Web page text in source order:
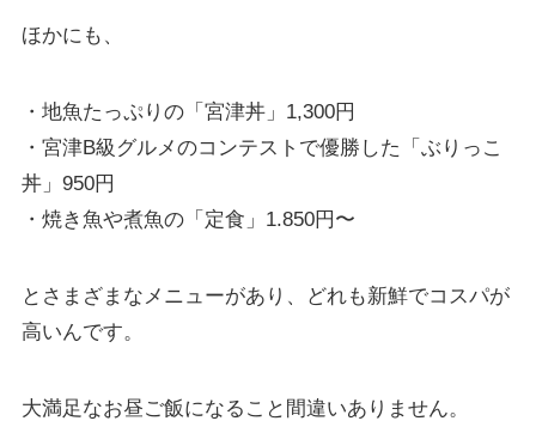
ほかにも、
・地魚たっぷりの「宮津丼」1,300円
・宮津B級グルメのコンテストで優勝した「ぶりっこ
丼」950円
・焼き魚や煮魚の「定食」1.850円〜
とさまざまなメニューがあり、どれも新鮮でコスパが
高いんです。
大満足なお昼ご飯になること間違いありません。